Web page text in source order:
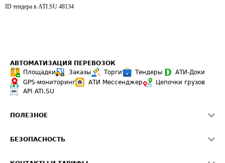
ID тендера в ATI.SU 48134
АВТОМАТИЗАЦИЯ ПЕРЕВОЗОК
Площадки
Заказы Торги Тендеры
АТИ-Доки
GPS-мониторинг
АТИ Мессенджер
Цепочки грузов
API ATI.SU
ПОЛЕЗНОЕ
Звезды ATI.SU на вашем сайте
БЕЗОПАСНОСТЬ